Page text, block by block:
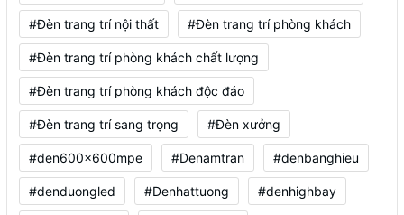
#Đèn trang trí nội thất #Đèn trang trí phòng khách
#Đèn trang trí phòng khách chất lượng
#Đèn trang trí phòng khách độc đáo
#Đèn trang trí sang trọng #Đèn xưởng
#den600x600mpe #Denamtran #denbanghieu
#denduongled #Denhattuong #denhighbay